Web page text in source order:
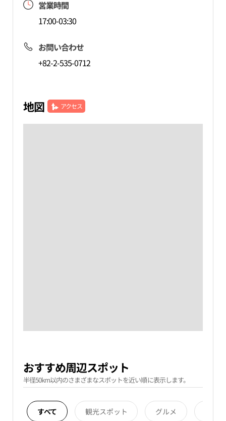
営業時間
17:00-03:30
お問い合わせ
+82-2-535-0712
地図 アクセス
おすすめ周辺スポット
半径50km以内のさまざまなスポットを近い順に表示します。
すべて 観光スポット グルメ